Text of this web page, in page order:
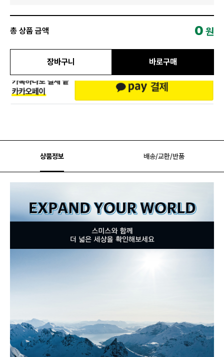
총 상품 금액 0 원
장바구니 바로구매
상품정보 배송/교환/반품